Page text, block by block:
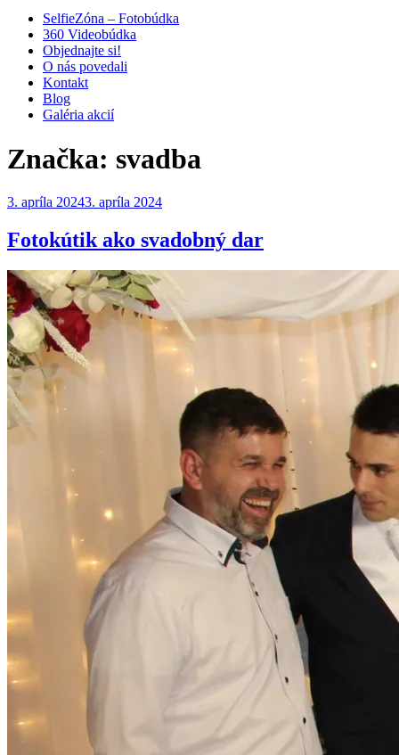
SelfieZóna – Fotobúdka
360 Videobúdka
Objednajte si!
O nás povedali
Kontakt
Blog
Galéria akcií
Značka: svadba
Publikované
3. apríla 20243. apríla 2024
Fotokútik ako svadobný dar